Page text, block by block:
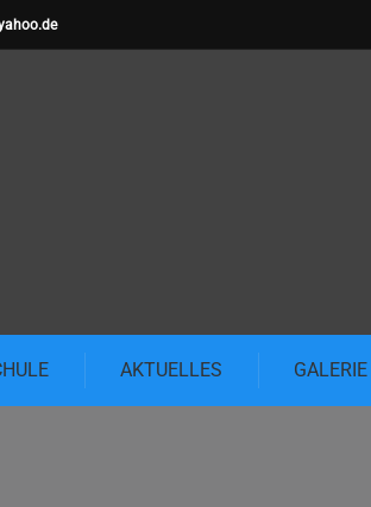
AKTUELLES GALERIE